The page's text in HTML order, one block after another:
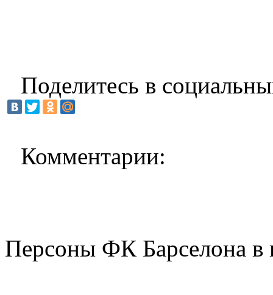
Поделитесь в
Комментарии:
Персоны ФК Барселона в